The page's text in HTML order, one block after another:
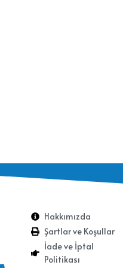
Hakkımızda
Şartlar ve Koşullar
İade ve İptal
Politikası